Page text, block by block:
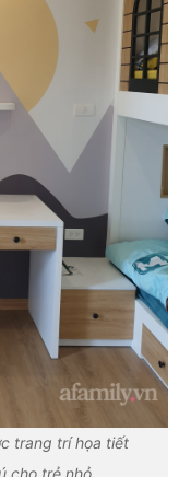
trang trí họa tiết
cho trẻ nhỏ.